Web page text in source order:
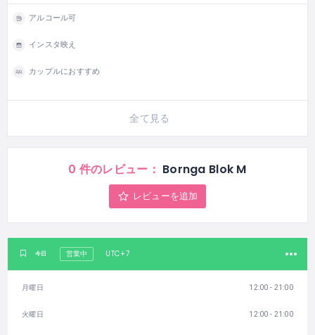
アルコール可
インスタ映え
カップルにおすすめ
全て見る
0 件のレビュー： Bornga Blok M
レビューを追加
今日 営業中 UTC+7
月曜日 12:00 - 21:00
火曜日 12:00 - 21:00